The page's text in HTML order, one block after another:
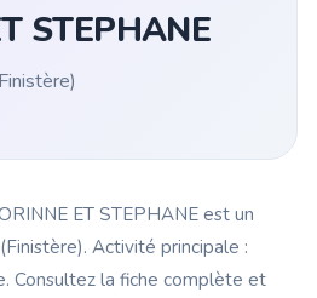
STEPHANE
ET STEPHANE est un
Activité principale :
Consultez la fiche complète et